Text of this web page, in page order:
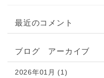
最近のコメント
ブログ アーカイブ
2026年01月 (1)